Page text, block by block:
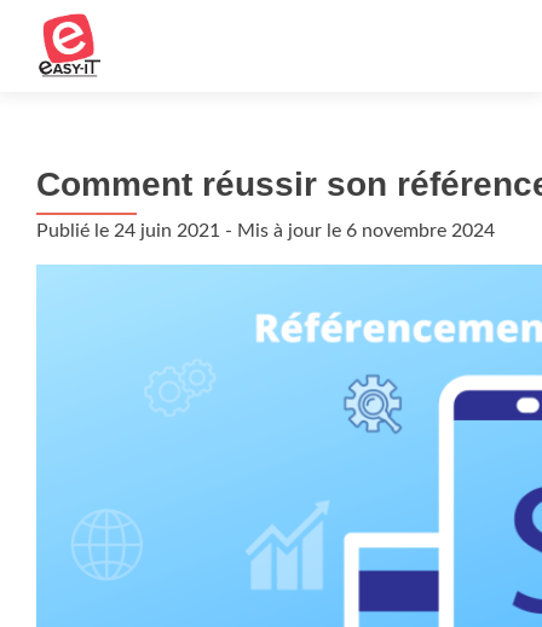
Comment réussir son
Publié le 24 juin 2021 - Mis à jour le 6 novembre 2024